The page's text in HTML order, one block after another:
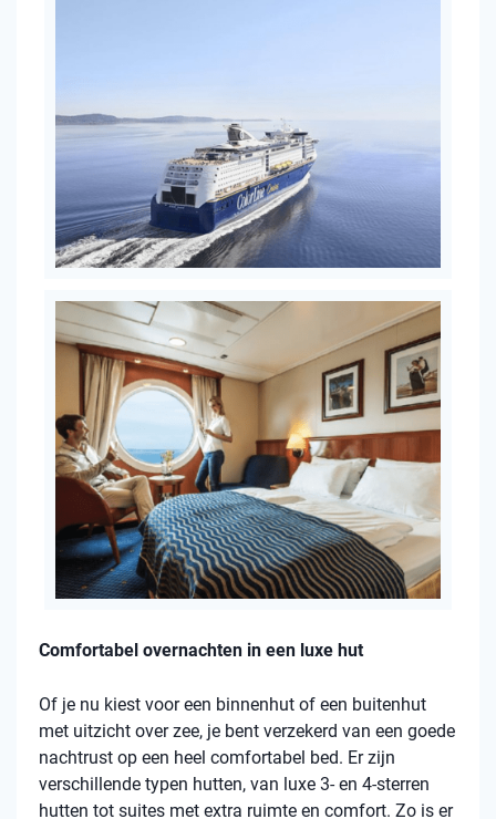
Comfortabel overnachten in een luxe hut
Of je nu kiest voor een binnenhut of een buitenhut
met uitzicht over zee, je bent verzekerd van een goede
nachtrust op een heel comfortabel bed. Er zijn
verschillende typen hutten, van luxe 3- en 4-sterren
hutten tot suites met extra ruimte en comfort. Zo is er